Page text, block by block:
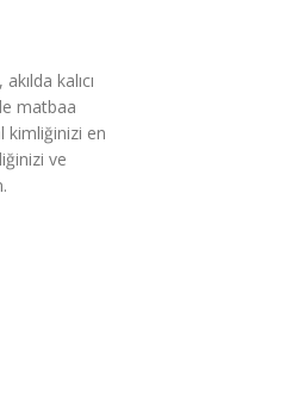
kalıcı
matbaa
kimliğinizi en
ve